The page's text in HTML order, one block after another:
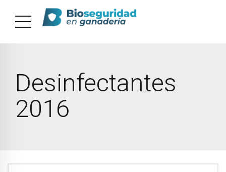
Desinfectantes
2016